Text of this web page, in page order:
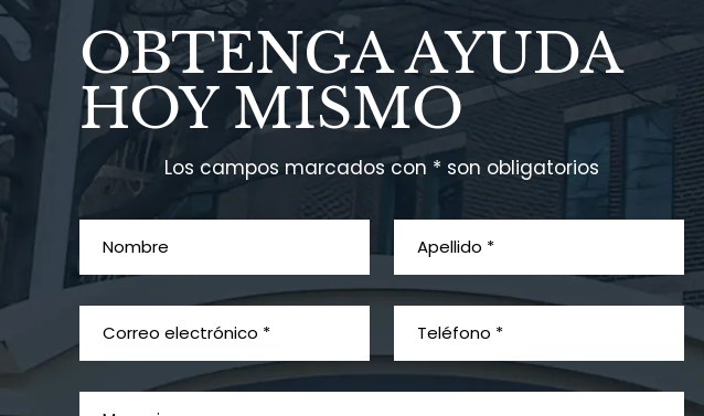
OBTENGA AYUDA
HOY MISMO
Los campos marcados con * son obligatorios